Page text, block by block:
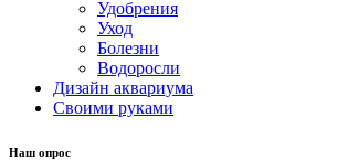
Удобрения
Уход
Болезни
Водоросли
Дизайн аквариума
Своими руками
Наш опрос